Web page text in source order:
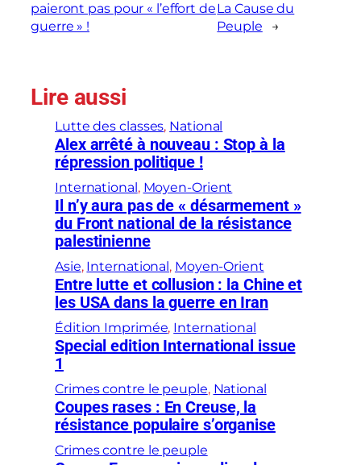
paieront pas pour « l’effort de
guerre » !
La Cause du
Peuple
→
Lire aussi
Lutte des classes, National
Alex arrêté à nouveau : Stop à la
répression politique !
International , Moyen-Orient
Il n’y aura pas de « désarmement »
du Front national de la résistance
palestinienne
Asie, International , Moyen-Orient
Entre lutte et collusion : la Chine et
les USA dans la guerre en Iran
Édition Imprimée, International
Special edition International issue
1
Crimes contre le peuple, National
Coupes rases : En Creuse, la
résistance populaire s’organise
Crimes contre le peuple